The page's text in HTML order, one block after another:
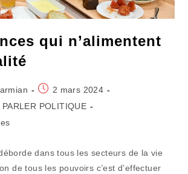
qui n’alimentent
Publication
publiée :
2 mars 2024
PARLER POLITIQUE
dans tous les secteurs de la vie
de tous les pouvoirs c’est d’effectuer